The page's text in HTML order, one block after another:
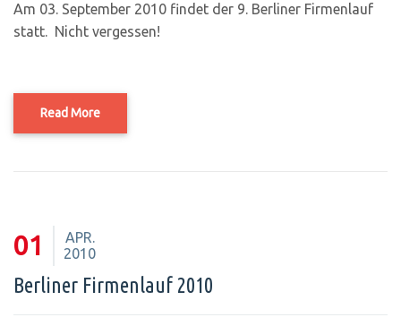
Am 03. September 2010 findet der 9. Berliner Firmenlauf
statt. Nicht vergessen!
Read More
01
APR.
2010
Berliner Firmenlauf 2010